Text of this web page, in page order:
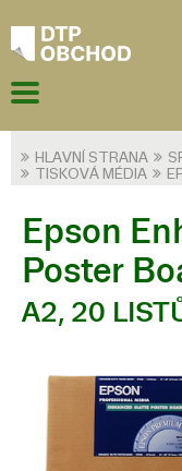
HLAVNÍ STRANA
TISKOVÁ MÉDIA
Epson
Poster
A2, 20